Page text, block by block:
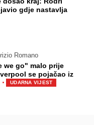
gdje nastavlja
Romano
we go" malo prije
se pojačao iz
· UDARNA VIJEST